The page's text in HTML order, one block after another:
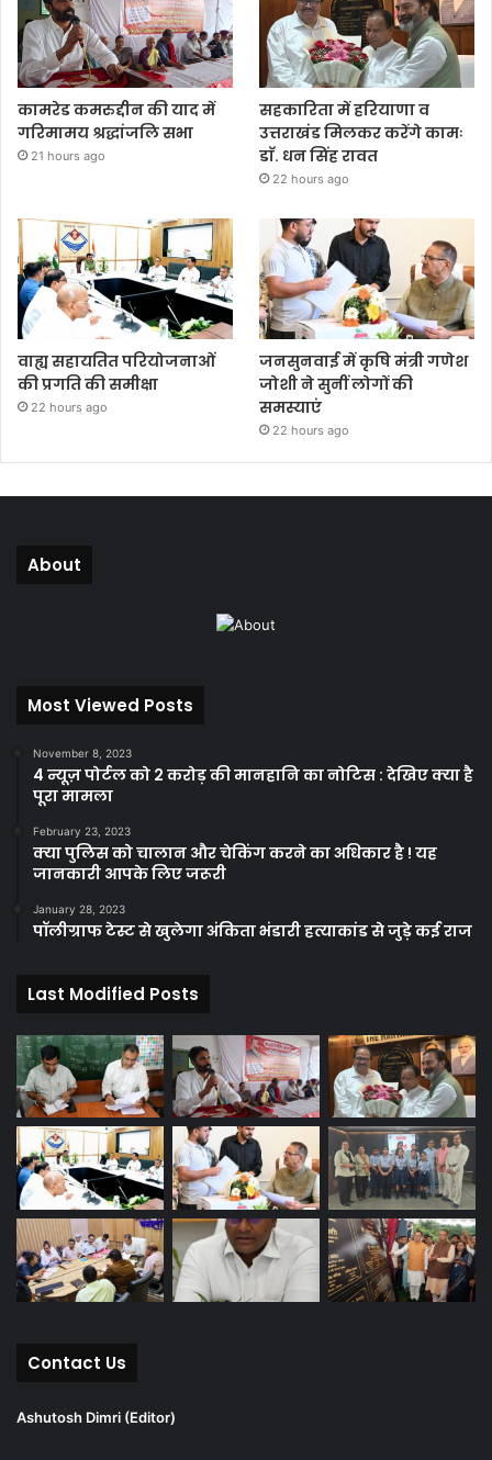
कामरेड कमरुद्दीन की याद में
गरिमामय श्रद्धांजलि सभा
21 hours ago
सहकारिता में हरियाणा व
उत्तराखंड मिलकर करेंगे कामः
डाॅ. धन सिंह रावत
22 hours ago
वाह्य सहायतित परियोजनाओं
की प्रगति की समीक्षा
22 hours ago
जनसुनवाई में कृषि मंत्री गणेश
जोशी ने सुनीं लोगों की
समस्याएं
22 hours ago
About
Most Viewed Posts
November 8, 2023
4 न्यूज़ पोर्टल को 2 करोड़ की मानहानि का नोटिस : देखिए क्या है
पूरा मामला
February 23, 2023
क्या पुलिस को चालान और चेकिंग करने का अधिकार है ! यह
जानकारी आपके लिए जरूरी
January 28, 2023
पॉलीग्राफ टेस्ट से खुलेगा अंकिता भंडारी हत्याकांड से जुड़े कई राज
Last Modified Posts
Contact Us
Ashutosh Dimri (Editor)